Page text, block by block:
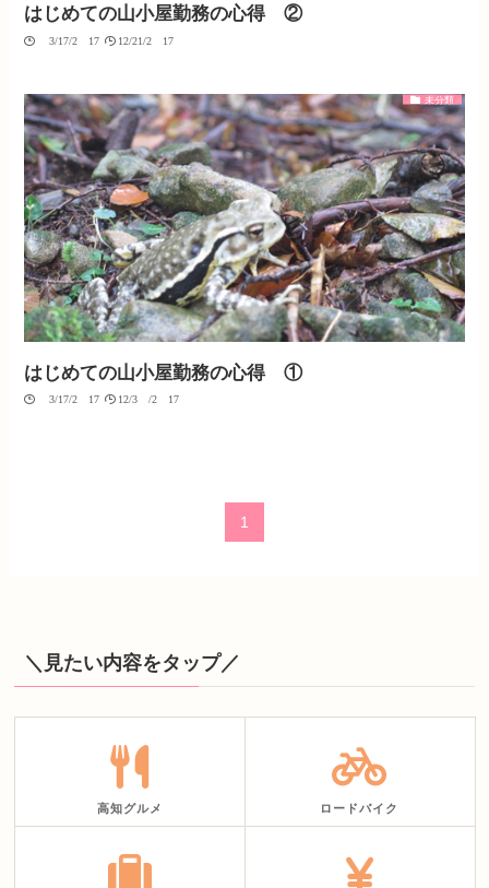
はじめての山小屋勤務の心得 ②
03/17/2017 12/21/2017
未分類
はじめての山小屋勤務の心得 ①
03/17/2017 12/30/2017
1
＼見たい内容をタップ／
高知グルメ ロードバイク